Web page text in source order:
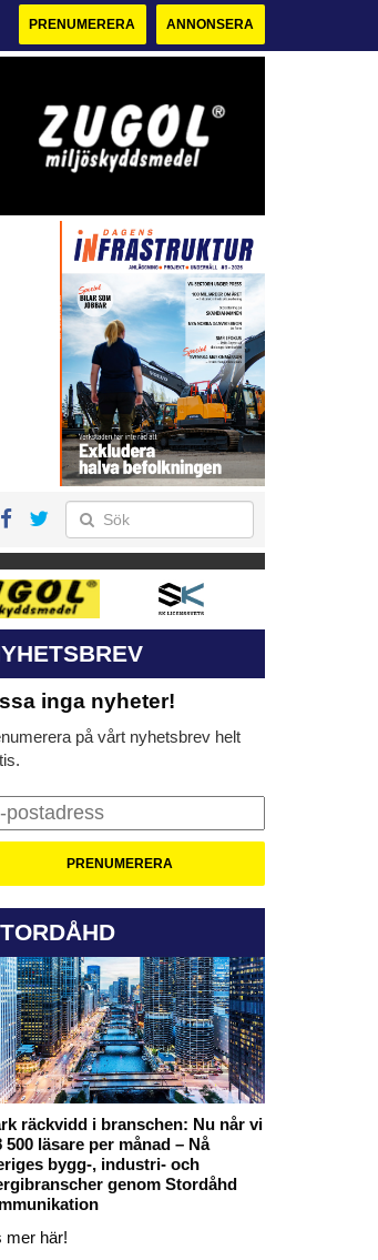
PRENUMERERA ANNONSERA
inga nyheter!
på vårt nyhetsbrev helt
räckvidd i branschen: Nu når vi
500 läsare per månad – Nå
bygg-, industri- och
genom Stordåhd
mer här!